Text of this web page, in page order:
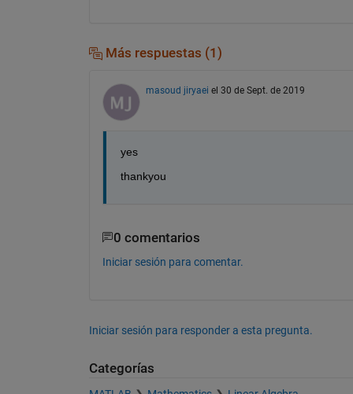
Más respuestas (1)
masoud jiryaei el 30 de Sept. de 2019
yes
thankyou
0 comentarios
Iniciar sesión para comentar.
Iniciar sesión para responder a esta pregunta.
Categorías